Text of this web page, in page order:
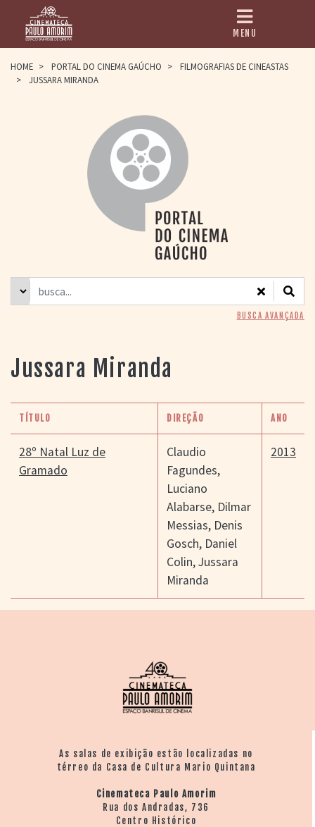
HOME
PAULO AMORIM
> HOMENAGEADOS
> EQUIPE
> ASSOCIAÇÃO DOS
> BIBLIOTECA
ROMEU GRIMALDI
> GRADE SEMANAL
> PREÇOS E
DESCONTOS
PORTAL DO
CINEMA GAÚCHO
> LISTA DE FILMES
> FILMOGRAFIAS DE
CINEASTAS
> DISCOGRAFIAS
MENU
HOME > PORTAL DO CINEMA GAÚCHO >
FILMOGRAFIAS DE CINEASTAS
>
JUSSARA MIRANDA
BUSCA AVANÇADA
Jussara Miranda
TÍTULO DIREÇÃO ANO
28º Natal Luz de
Gramado
Claudio
Fagundes,
Luciano
Alabarse, Dilmar
Messias, Denis
Gosch, Daniel
Colin,Jussara
Miranda
2013
As salas de exibição estão localizadas no
térreo da Casa de Cultura Mario Quintana
Cinemateca Paulo Amorim
Rua dos Andradas, 736
Centro Histórico